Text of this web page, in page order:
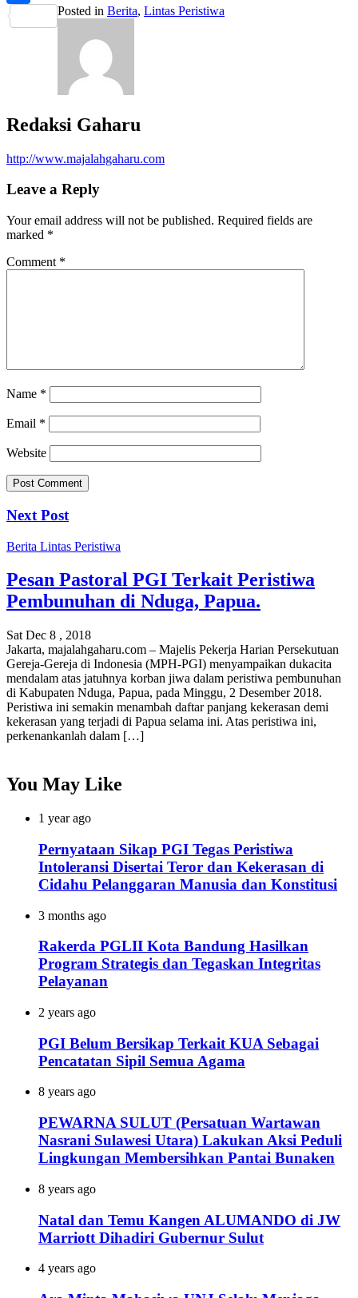
Share
Posted in Berita, Lintas Peristiwa
Redaksi Gaharu
http://www.majalahgaharu.com
Leave a Reply
Your email address will not be published. Required fields are
marked *
Comment *
Name *
Email *
Website
Next Post
Berita Lintas Peristiwa
Pesan Pastoral PGI Terkait Peristiwa
Pembunuhan di Nduga, Papua.
Sat Dec 8 , 2018
Jakarta, majalahgaharu.com – Majelis Pekerja Harian Persekutuan
Gereja-Gereja di Indonesia (MPH-PGI) menyampaikan dukacita
mendalam atas jatuhnya korban jiwa dalam peristiwa pembunuhan
di Kabupaten Nduga, Papua, pada Minggu, 2 Desember 2018.
Peristiwa ini semakin menambah daftar panjang kekerasan demi
kekerasan yang terjadi di Papua selama ini. Atas peristiwa ini,
perkenankanlah dalam […]
You May Like
1 year ago
Pernyataan Sikap PGI Tegas Peristiwa
Intoleransi Disertai Teror dan Kekerasan di
Cidahu Pelanggaran Manusia dan Konstitusi
3 months ago
Rakerda PGLII Kota Bandung Hasilkan
Program Strategis dan Tegaskan Integritas
Pelayanan
2 years ago
PGI Belum Bersikap Terkait KUA Sebagai
Pencatatan Sipil Semua Agama
8 years ago
PEWARNA SULUT (Persatuan Wartawan
Nasrani Sulawesi Utara) Lakukan Aksi Peduli
Lingkungan Membersihkan Pantai Bunaken
8 years ago
Natal dan Temu Kangen ALUMANDO di JW
Marriott Dihadiri Gubernur Sulut
4 years ago